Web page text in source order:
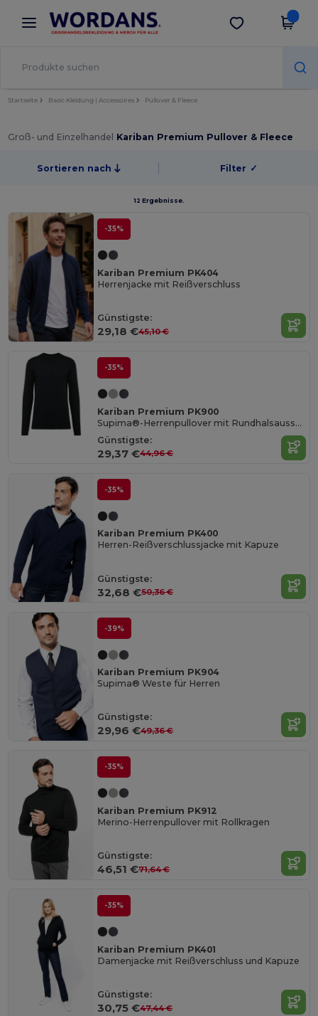
× Wordans App
Bessere Preise in der App!
App holen
Startseite Basic Kleidung | Accessoires Pullover & Fleece
Groß- und Einzelhandel Kariban Premium Pullover & Fleece
Sortieren nach Filter ✓
12 Ergebnisse.
-35%
Kariban Premium PK404
Herrenjacke mit Reißverschluss
Günstigste:
29,18 €45,10 €
-35%
Kariban Premium PK900
Supima®-Herrenpullover mit Rundhalsausschnitt
Günstigste:
29,37 €44,96 €
-35%
Kariban Premium PK400
Herren-Reißverschlussjacke mit Kapuze
Günstigste:
32,68 €50,36 €
-39%
Kariban Premium PK904
Supima® Weste für Herren
Günstigste:
29,96 €49,36 €
-35%
Kariban Premium PK912
Merino-Herrenpullover mit Rollkragen
Günstigste:
46,51 €71,64 €
-35%
Kariban Premium PK401
Damenjacke mit Reißverschluss und Kapuze
Günstigste:
30,75 €47,44 €